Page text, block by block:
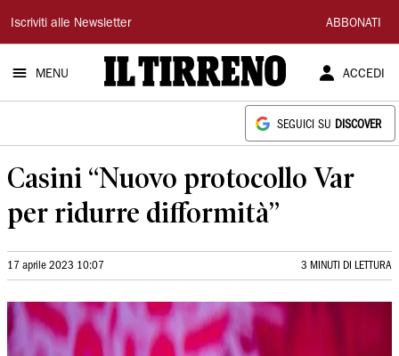
Il
Tirreno
Iscriviti alle Newsletter ABBONATI
MENU ACCEDI
SEGUICI SU DISCOVER
Casini “Nuovo protocollo Var
per ridurre difformità”
17 aprile 2023 10:07 3 MINUTI DI LETTURA